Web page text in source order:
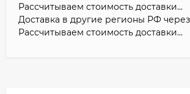
Рассчитываем стоимость доставки...
Доставка в другие регионы РФ
Рассчитываем стоимость доставки...